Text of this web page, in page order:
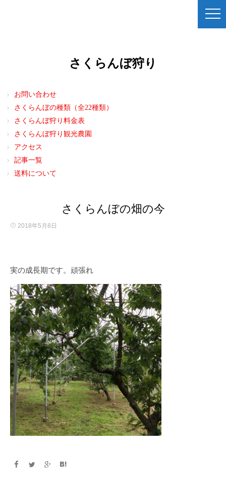
さくらんぼ狩り
お問い合わせ
さくらんぼの種類（全22種類）
さくらんぼ狩り料金表
さくらんぼ狩り観光農園
アクセス
記事一覧
送料について
さくらんぼの畑の今
2018年5月8日
実の成長期です。頑張れ